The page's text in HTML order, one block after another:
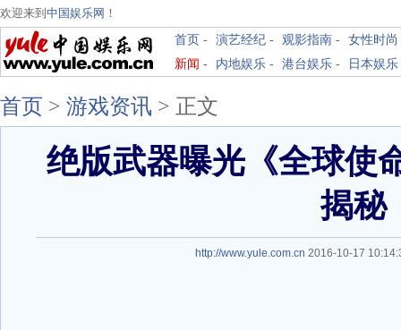
欢迎来到 中国娱乐网 ！
首页 - 演艺经纪 - 观影指南 - 女性时尚
新闻 - 内地娱乐 - 港台娱乐 - 日本娱乐
首页 > 游戏资讯 > 正文
绝版武器曝光《全球使
揭秘
http://www.yule.com.cn 2016-10-17